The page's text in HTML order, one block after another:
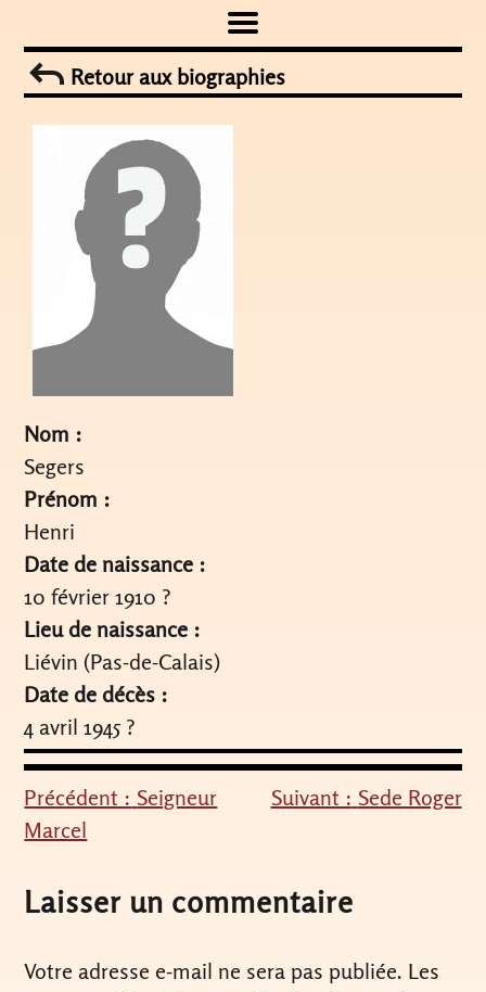
to
contentRetour aux biographies
Nom :
Segers
Prénom :
Henri
Date de naissance :
10 février 1910 ?
Lieu de naissance :
Liévin (Pas-de-Calais)
Date de décès :
4 avril 1945 ?
Navigation
de
l’article
Précédent : Seigneur
Marcel
Suivant : Sede Roger
Laisser un commentaire
Votre adresse e-mail ne sera pas publiée. Les